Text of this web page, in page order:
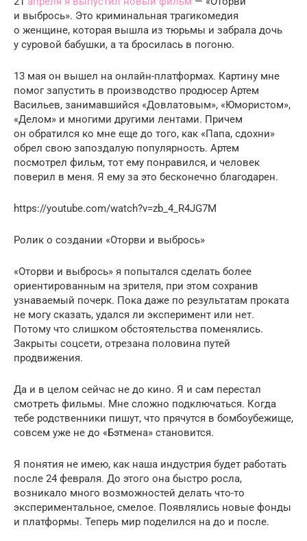
и выбрось». Это криминальная трагикомедия
о женщине, которая вышла из тюрьмы и забрала дочь
у суровой бабушки, а та бросилась в погоню.
13 мая он вышел на онлайн-платформах. Картину мне
помог запустить в производство продюсер Артем
Васильев, занимавшийся «Довлатовым», «Юмористом»,
«Делом» и многими другими лентами. Причем
он обратился ко мне еще до того, как «Папа, сдохни»
обрел свою запоздалую популярность. Артем
посмотрел фильм, тот ему понравился, и человек
поверил в меня. Я ему за это бесконечно благодарен.
https://youtube.com/watch?v=zb_4_R4JG7M
Ролик о создании «Оторви и выбрось»
«Оторви и выбрось» я попытался сделать более
ориентированным на зрителя, при этом сохранив
узнаваемый почерк. Пока даже по результатам проката
не могу сказать, удался ли эксперимент или нет.
Потому что слишком обстоятельства поменялись.
Закрыты соцсети, отрезана половина путей
продвижения.
Да и в целом сейчас не до кино. Я и сам перестал
смотреть фильмы. Мне сложно подключаться. Когда
тебе родственники пишут, что прячутся в бомбоубежище,
совсем уже не до «Бэтмена» становится.
Я понятия не имею, как наша индустрия будет работать
после 24 февраля. До этого она быстро росла,
возникало много возможностей делать что-то
экспериментальное, смелое. Появлялись новые фонды
и платформы. Теперь мир поделился на до и после.